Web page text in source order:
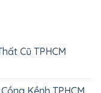
Cũ TPHCM